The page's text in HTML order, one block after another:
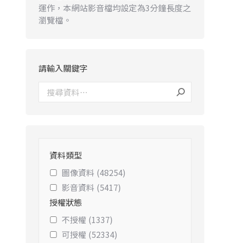
運作，本網站影音檔均設定為3分鐘長度之
瀏覽檔。
請輸入關鍵字
資料類型
圖像資料 (48254)
影音資料 (5417)
授權狀態
不授權 (1337)
可授權 (52334)